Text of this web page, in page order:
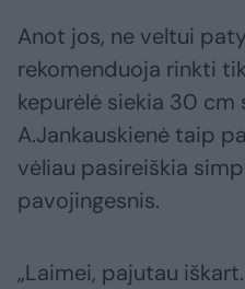
Anot jos, ne veltui
rekomenduoja rinkti
kepurėlė siekia 30 cm
A.Jankauskienė taip
vėliau pasireiškia
pavojingesnis.
„Laimei, pajutau